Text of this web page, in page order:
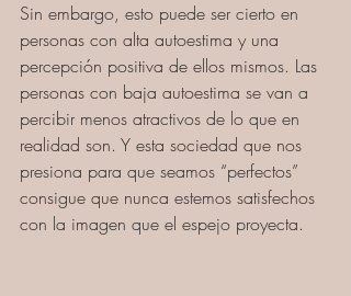
Sin embargo, esto puede ser cierto en
personas con alta autoestima y una
percepción positiva de ellos mismos. Las
personas con baja autoestima se van a
percibir menos atractivos de lo que en
realidad son. Y esta sociedad que nos
presiona para que seamos “perfectos”
consigue que nunca estemos satisfechos
con la imagen que el espejo proyecta.